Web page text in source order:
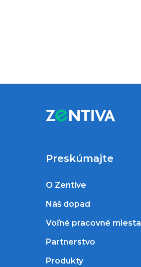
Preskúmajte
O Zentive
Náš dopad
Voľné pracovné miesta
Partnerstvo
Produkty